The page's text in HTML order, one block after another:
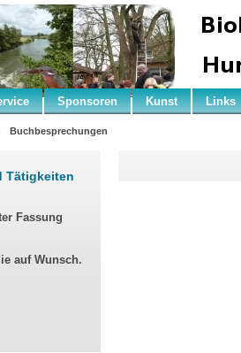
Sponsoren Kunst Links
Buchbesprechungen
Tätigkeiten
Fassung
auf Wunsch.